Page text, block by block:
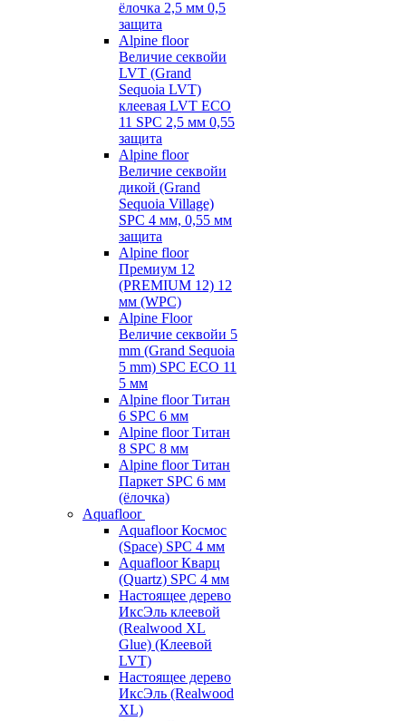
ёлочка 2,5 мм 0,5
защита
Alpine floor
Величие секвойи
LVT (Grand
Sequoia LVT)
клеевая LVT ECO
11 SPC 2,5 мм 0,55
защита
Alpine floor
Величие секвойи
дикой (Grand
Sequoia Village)
SPC 4 мм, 0,55 мм
защита
Alpine floor
Премиум 12
(PREMIUM 12) 12
мм (WPC)
Alpine Floor
Величие секвойи 5
mm (Grand Sequoia
5 mm) SPC ECO 11
5 мм
Alpine floor Титан
6 SPC 6 мм
Alpine floor Титан
8 SPC 8 мм
Alpine floor Титан
Паркет SPC 6 мм
(ёлочка)
Aquafloor
Aquafloor Космос
(Space) SPC 4 мм
Aquafloor Кварц
(Quartz) SPC 4 мм
Настоящее дерево
ИксЭль клеевой
(Realwood XL
Glue) (Клеевой
LVT)
Настоящее дерево
ИксЭль (Realwood
XL)